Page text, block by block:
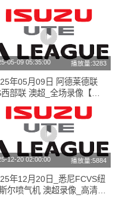
05-09 05:35:00 播放量:3283
年05月09日 阿德莱德联
部联 澳超_全场录像【全
回放】
12-20 02:00:00 播放量:5884
年12月20日_悉尼FCVS纽
尔喷气机 澳超录像_高清录